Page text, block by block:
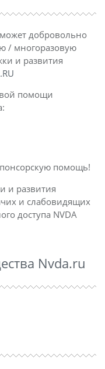
добровольно
/ многоразовую
и развития
помощи
помощь!
и развития
и слабовидящих
доступа NVDA
Nvda.ru